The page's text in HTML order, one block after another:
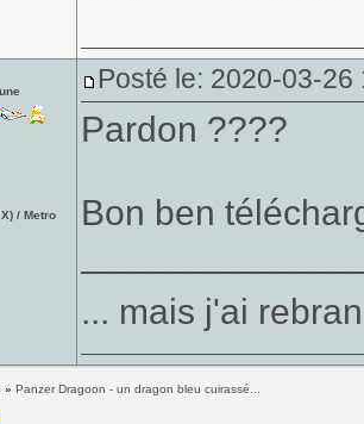
/ Metro
Posté le: 2020-03-26
Pardon ????
Bon ben
... mais j'ai
» Panzer Dragoon - un dragon bleu cuirassé...